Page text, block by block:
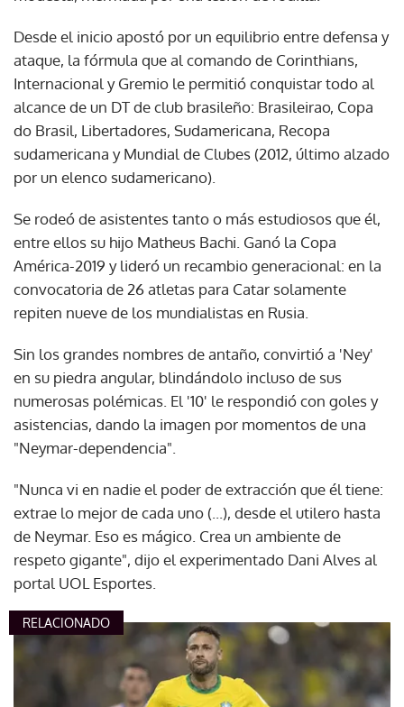
Desde el inicio apostó por un equilibrio entre defensa y
ataque, la fórmula que al comando de Corinthians,
Internacional y Gremio le permitió conquistar todo al
alcance de un DT de club brasileño: Brasileirao, Copa
do Brasil, Libertadores, Sudamericana, Recopa
sudamericana y Mundial de Clubes (2012, último alzado
por un elenco sudamericano).
Se rodeó de asistentes tanto o más estudiosos que él,
entre ellos su hijo Matheus Bachi. Ganó la Copa
América-2019 y lideró un recambio generacional: en la
convocatoria de 26 atletas para Catar solamente
repiten nueve de los mundialistas en Rusia.
Sin los grandes nombres de antaño, convirtió a 'Ney'
en su piedra angular, blindándolo incluso de sus
numerosas polémicas. El '10' le respondió con goles y
asistencias, dando la imagen por momentos de una
"Neymar-dependencia".
"Nunca vi en nadie el poder de extracción que él tiene:
extrae lo mejor de cada uno (...), desde el utilero hasta
de Neymar. Eso es mágico. Crea un ambiente de
respeto gigante", dijo el experimentado Dani Alves al
portal UOL Esportes.
RELACIONADO